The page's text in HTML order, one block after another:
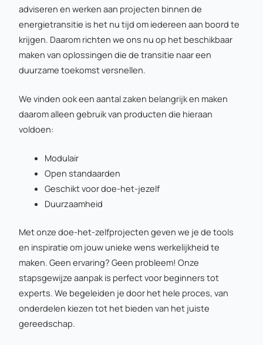
adviseren en werken aan projecten binnen de
energietransitie is het nu tijd om iedereen aan boord te
krijgen. Daarom richten we ons nu op het beschikbaar
maken van oplossingen die de transitie naar een
duurzame toekomst versnellen.
We vinden ook een aantal zaken belangrijk en maken
daarom alleen gebruik van producten die hieraan
voldoen:
Modulair
Open standaarden
Geschikt voor doe-het-jezelf
Duurzaamheid
Met onze doe-het-zelfprojecten geven we je de tools
en inspiratie om jouw unieke wens werkelijkheid te
maken. Geen ervaring? Geen probleem! Onze
stapsgewijze aanpak is perfect voor beginners tot
experts. We begeleiden je door het hele proces, van
onderdelen kiezen tot het bieden van het juiste
gereedschap.